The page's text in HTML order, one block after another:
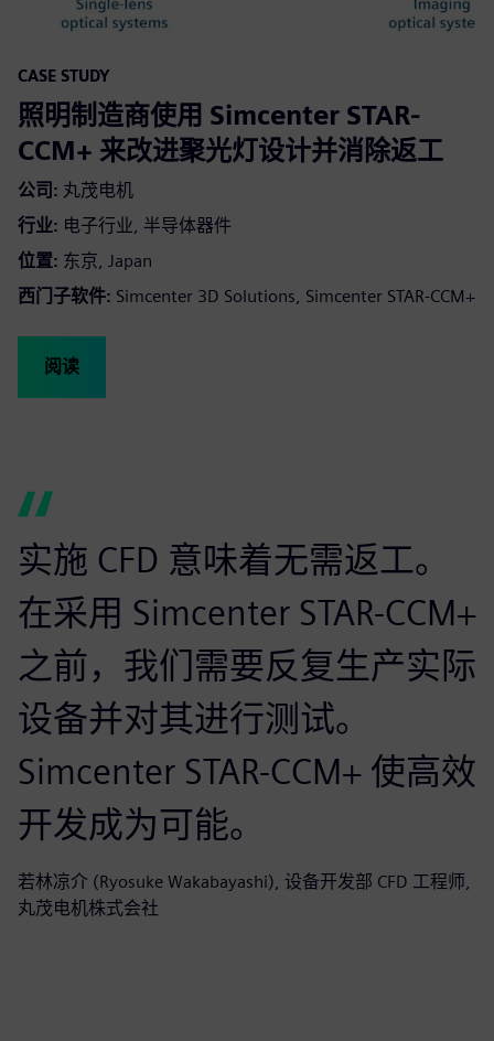
CASE STUDY
照明制造商使用 Simcenter STAR-
CCM+ 来改进聚光灯设计并消除返工
公司: 丸茂电机
行业: 电子行业, 半导体器件
位置: 东京, Japan
西门子软件: Simcenter 3D Solutions, Simcenter STAR-CCM+
阅读
实施 CFD 意味着无需返工。
在采用 Simcenter STAR-CCM+
之前，我们需要反复生产实际
设备并对其进行测试。
Simcenter STAR-CCM+ 使高效
开发成为可能。
若林凉介 (Ryosuke Wakabayashi), 设备开发部 CFD 工程师,
丸茂电机株式会社